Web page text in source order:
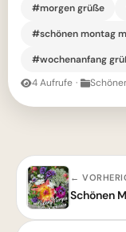
#morgen grüße
#schönen montag
#wochenanfang
4 Aufrufe ·
←